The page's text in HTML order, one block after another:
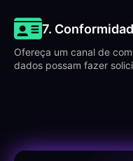
7.
Ofereça um canal de
dados possam fazer